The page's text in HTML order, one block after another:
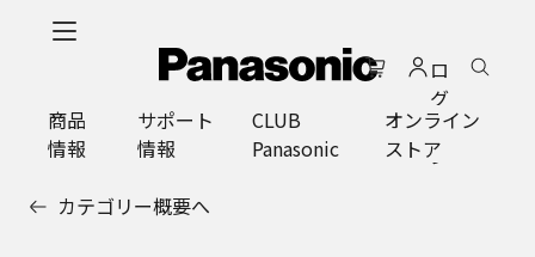
ロ
グ
イ
ン
商品
情報
サポート
情報
CLUB
Panasonic
オンライン
ストア
カテゴリー概要へ